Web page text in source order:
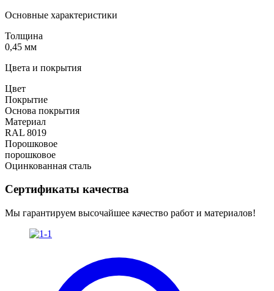
Основные характеристики
Толщина
0,45 мм
Цвета и покрытия
Цвет
Покрытие
Основа покрытия
Материал
RAL 8019
Порошковое
порошковое
Оцинкованная сталь
Сертификаты качества
Мы гарантируем высочайшее качество работ и материалов!